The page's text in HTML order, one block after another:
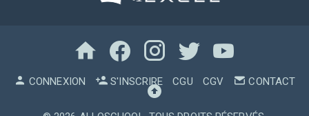
CONNEXION S'INSCRIRE CGU CGV CONTACT